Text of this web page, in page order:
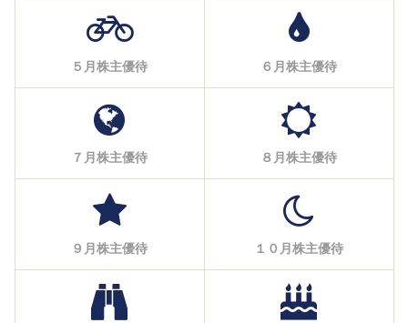
５月株主優待 ６月株主優待
７月株主優待 ８月株主優待
９月株主優待 １０月株主優待